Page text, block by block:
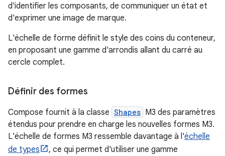
d'identifier les composants, de communiquer un état et
d'exprimer une image de marque.
L'échelle de forme définit le style des coins du conteneur,
en proposant une gamme d'arrondis allant du carré au
cercle complet.
Définir des formes
Compose fournit à la classe Shapes M3 des paramètres
étendus pour prendre en charge les nouvelles formes M3.
L'échelle de formes M3 ressemble davantage à l'échelle
de types
, ce qui permet d'utiliser une gamme